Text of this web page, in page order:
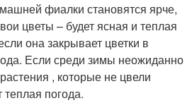
фиалки становятся ярче,
цветы – будет ясная и теплая
она закрывает цветки в
Если среди зимы неожиданно
, которые не цвели
теплая погода.